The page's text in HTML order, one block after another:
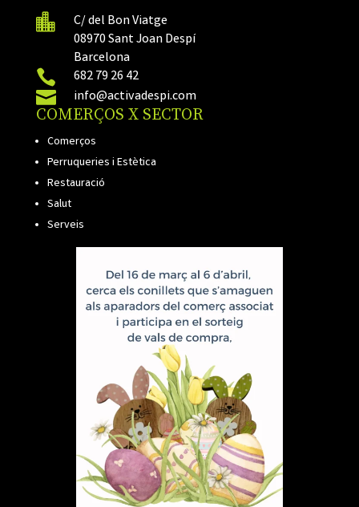

C/ del Bon Viatge
08970 Sant Joan Despí
Barcelona
 682 79 26 42
 info@activadespi.com
COMERÇOS X SECTOR
Comerços
Perruqueries i Estètica
Restauració
Salut
Serveis